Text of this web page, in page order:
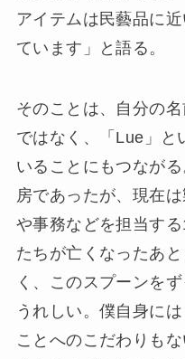
アイテムは民藝品に
ています」と語る。
そのことは、自分の
ではなく、「Lue」と
いることにもつなが
房であったが、現在
や事務などを担当す
たちが亡くなったあ
く、このスプーンを
うれしい。僕自身に
ことへのこだわりも